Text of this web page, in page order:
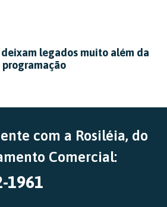
legados muito além da
programação
com a Rosiléia, do
Comercial:
1961